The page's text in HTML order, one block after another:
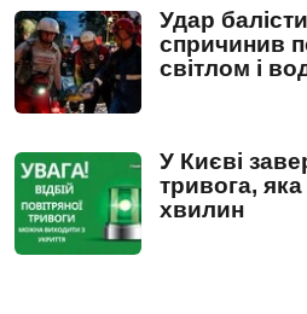
Удар
спричинив
світлом і
У Києві
тривога,
хвилин